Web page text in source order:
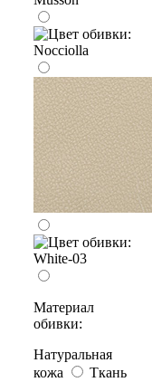
Материал
обивки:
Натуральная
кожа
Ткань